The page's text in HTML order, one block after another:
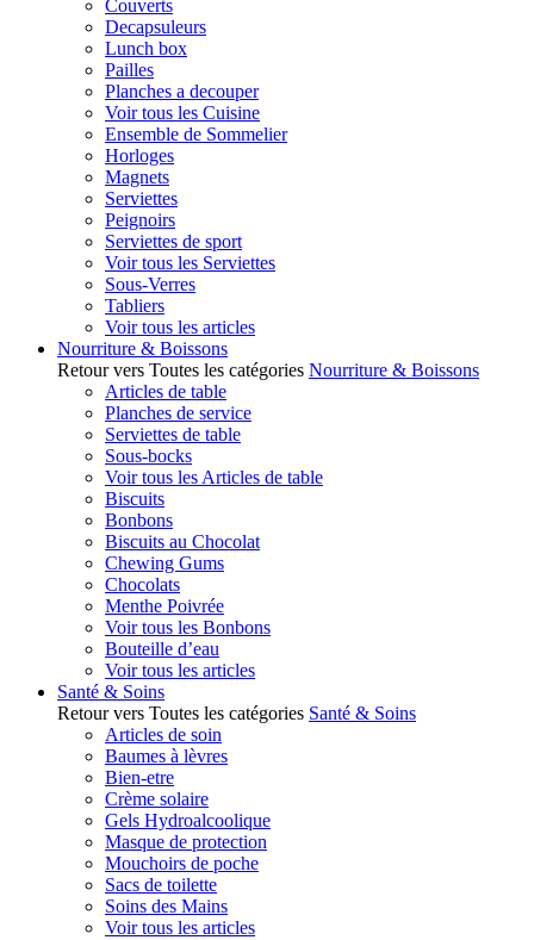
Couverts
Decapsuleurs
Lunch box
Pailles
Planches a decouper
Voir tous les Cuisine
Ensemble de Sommelier
Horloges
Magnets
Serviettes
Peignoirs
Serviettes de sport
Voir tous les Serviettes
Sous-Verres
Tabliers
Voir tous les articles
Nourriture & Boissons
Retour vers Toutes les catégories Nourriture & Boissons
Articles de table
Planches de service
Serviettes de table
Sous-bocks
Voir tous les Articles de table
Biscuits
Bonbons
Biscuits au Chocolat
Chewing Gums
Chocolats
Menthe Poivrée
Voir tous les Bonbons
Bouteille d’eau
Voir tous les articles
Santé & Soins
Retour vers Toutes les catégories Santé & Soins
Articles de soin
Baumes à lèvres
Bien-etre
Crème solaire
Gels Hydroalcoolique
Masque de protection
Mouchoirs de poche
Sacs de toilette
Soins des Mains
Voir tous les articles